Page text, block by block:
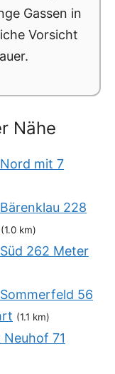
Gassen in
Vorsicht
Nähe
mit 7
228
(1.0 km)
262 Meter
56
(1.1 km)
71